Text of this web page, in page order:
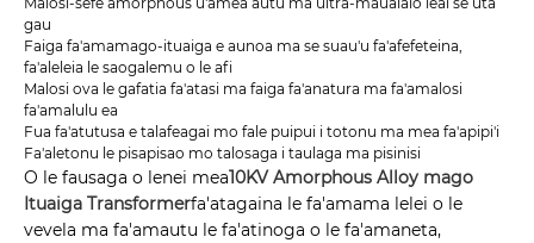
gau
Faiga fa'amamago-ituaiga e aunoa ma se suau'u fa'afefeteina,
fa'aleleia le saogalemu o le afi
Malosi ova le gafatia fa'atasi ma faiga fa'anatura ma fa'amalosi
fa'amalulu ea
Fua fa'atutusa e talafeagai mo fale puipui i totonu ma mea fa'apipi'i
Fa'aletonu le pisapisao mo talosaga i taulaga ma pisinisi
O le fausaga o lenei mea10KV Amorphous Alloy mago
Ituaiga Transformerfa'atagaina le fa'amama lelei o le
vevela ma fa'amautu le fa'atinoga o le fa'amaneta,